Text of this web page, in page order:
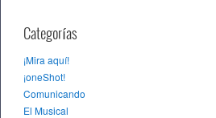
Categorías
¡Mira aquí!
¡oneShot!
Comunicando
El Musical